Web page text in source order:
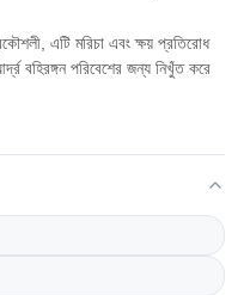
এটি মরিচা এবং ক্ষয় প্রতিরোধ
বহিরঙ্গন পরিবেশের জন্য নিখুঁত করে